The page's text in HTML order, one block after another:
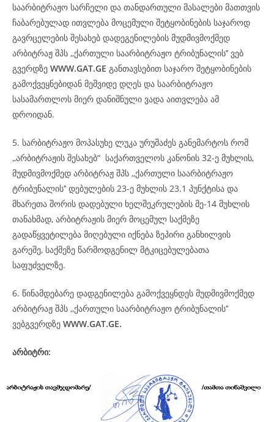
საარბიტრაჟო სარჩელი და თანდართული მასალები მათთვის
ჩაბარებულად ითვლება მოცემული შეტყობინების საჯაროდ
გავრცელების შესახებ დადეგენილების მუდმივმოქმედ
არბიტრაჟ შპს ,,ქართული საარბიტრაჟო ტრიბუნალის’’ ვებ
გვერდზე WWW.GAT.GE განთავსებით საჯარო შეტყობინების
გამოქვეყნებიდან მეშვიდე დღეს და საარბიტრაჟო
სასამართლოს მიერ დანიშნული ვადა აითვლება ამ
დროიდან.
5. სარბიტრაჟო მოპასუხე ლუკა ურუშაძეს განემარტოს რომ
,,არბიტრაჟის შესახებ“ საქართველოს კანონის 32-ე მუხლის,
მუდმივმოქმედ არბიტრაჟ შპს ,,ქართული საარბიტრაჟო
ტრიბუნალის’’ დებულების 23-ე მუხლის 23.1 პუნქტისა და
მხარეთა შორის დადებული ხელშეკრულების მე-14 მუხლის
თანახმად, არბიტრაჟის მიერ მოცემულ საქმეზე
გადაწყვეტილება მიღებული იქნება ზეპირი განხილვის
გარეშე, საქმეზე წარმოდგენილ მტკიცებულებათა
საფუძველზე.
6. წინამდებარე დადგენილება გამოქვეყნდეს მუდმივმოქმედ
არბიტრაჟ შპს ,,ქართული საარბიტრაჟო ტრიბუნალის’’
ვებგვერდზე WWW.GAT.GE.
არბიტრი: